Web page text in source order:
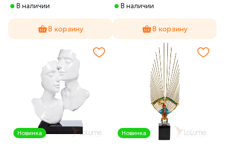
В наличии
В корзину
В наличии
В корзину
Новинка Новинка